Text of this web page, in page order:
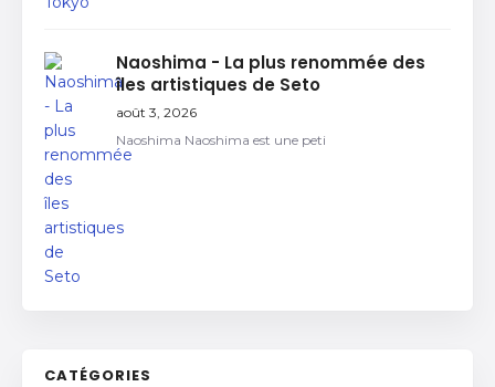
Naoshima - La plus renommée des
îles artistiques de Seto
août 3, 2026
Naoshima Naoshima est une peti
CATÉGORIES